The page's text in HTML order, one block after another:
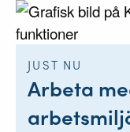
JUST NU
Arbeta